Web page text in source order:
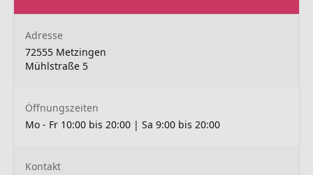
Adresse
72555 Metzingen
Mühlstraße 5
Öffnungszeiten
Mo - Fr 10:00 bis 20:00 | Sa 9:00 bis 20:00
Kontakt